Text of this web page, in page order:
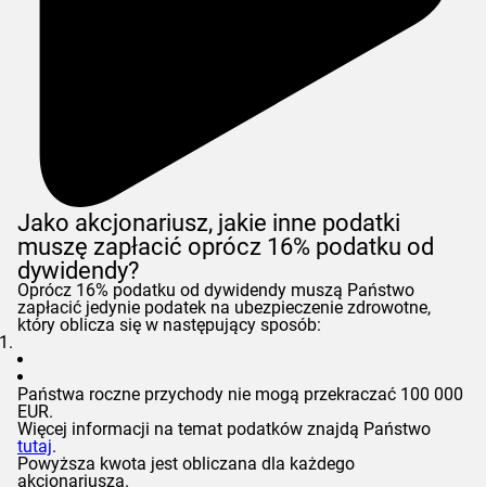
Jako akcjonariusz, jakie inne podatki
muszę zapłacić oprócz 16% podatku od
dywidendy?
Oprócz 16% podatku od dywidendy muszą Państwo
zapłacić jedynie podatek na ubezpieczenie zdrowotne,
który oblicza się w następujący sposób:
Państwa roczne przychody nie mogą przekraczać 100 000
EUR.
Więcej informacji na temat podatków znajdą Państwo
tutaj.
Powyższa kwota jest obliczana dla każdego
akcjonariusza.